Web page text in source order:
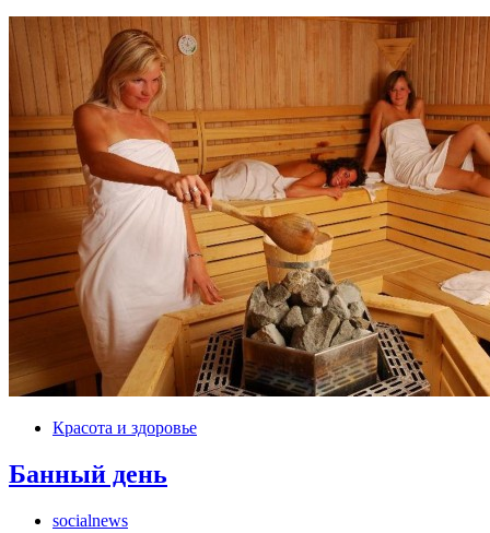
Красота и здоровье
Банный день
socialnews